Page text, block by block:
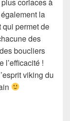
la
qui permet de
des
boucliers
l’efficacité !
viking du